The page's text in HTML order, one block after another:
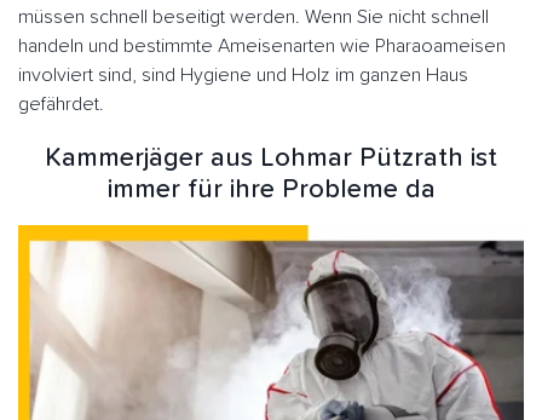
müssen schnell beseitigt werden. Wenn Sie nicht schnell
handeln und bestimmte Ameisenarten wie Pharaoameisen
involviert sind, sind Hygiene und Holz im ganzen Haus
gefährdet.
Kammerjäger aus Lohmar Pützrath ist
immer für ihre Probleme da